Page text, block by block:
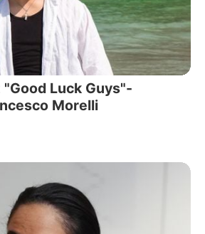
Luck Guys"-
Morelli